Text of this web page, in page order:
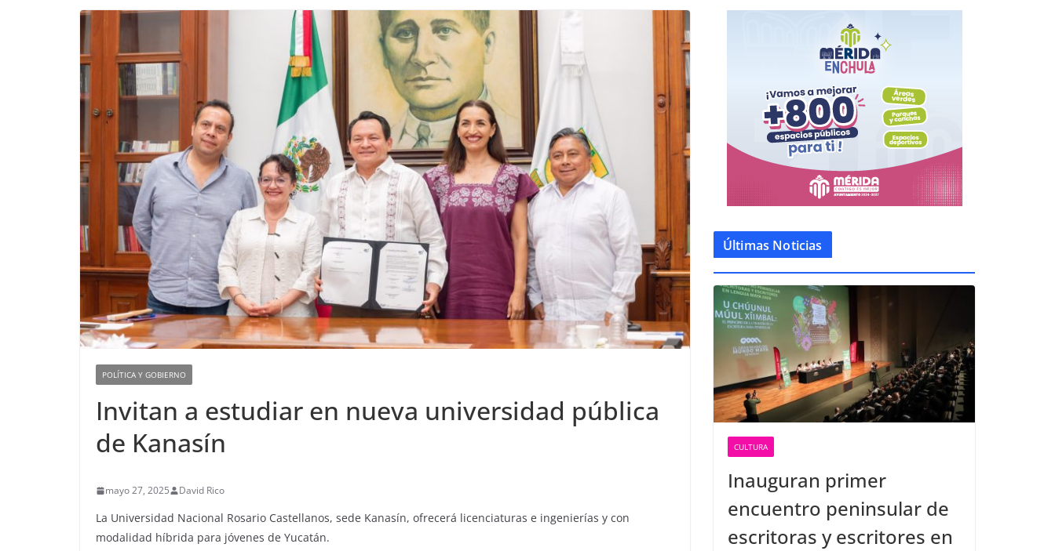
POLÍTICA Y GOBIERNO
Invitan a estudiar en nueva universidad pública
de Kanasín
mayo 27, 2025 David Rico
La Universidad Nacional Rosario Castellanos, sede Kanasín, ofrecerá licenciaturas e ingenierías y con
modalidad híbrida para jóvenes de Yucatán.
Últimas Noticias
CULTURA
Inauguran primer
encuentro peninsular de
escritoras y escritores en